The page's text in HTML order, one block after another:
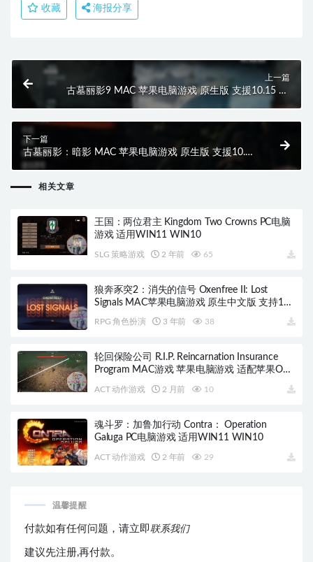
收藏 海报分享
上一篇
古墓丽影9 MAC 苹果电脑游戏 原生版 支援10.15 11
12 13 适用于APPLE CPU
下一篇
古墓丽影：暗影 MAC 苹果电脑游戏 原生版 支援10.15
11 12 13 适用于APPLE CPU
相关文章
王国：两位君主 Kingdom Two Crowns PC电脑
游戏 适用WIN11 WIN10
SLG 策略游戏 2 年前 65
狼奔豕突2：消失的信号 Oxenfree II: Lost
Signals MAC苹果电脑游戏 原生中文版 支持12
RPG 角色扮演 3 年前 38
轮回保险公司 R.I.P. Reincarnation Insurance
Program MAC游戏 苹果电脑游戏 适配苹果OS
ACT 动作游戏 2 月前 10
魂斗罗：加鲁加行动 Contra： Operation
Galuga PC电脑游戏 适用WIN11 WIN10
ACT 动作游戏 2 年前 29
温馨提醒
付款如有任何问题，请立即联系我们
建议先注册,再付款。